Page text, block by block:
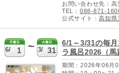
お問い合わせ先：
TEL： 088-871-
公式サイト：高知県
6/ 1 3/ 31
6/1～3/31の毎
ラ風呂2026（馬
期間：2026年06月